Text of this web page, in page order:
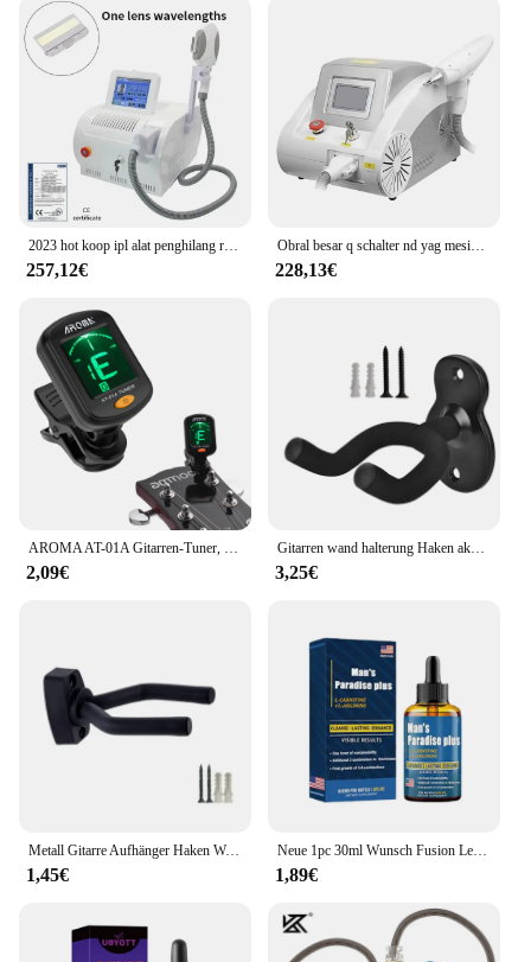
**Effortless Application and Professional Results**
The elixir e16052 sets are not just about aesthetics;
they're engineered for effortless application and
professional results. The diverse range of shapes
and sizes allows for intricate detailing and bold
statements, making them suitable for a wide array of
tattoo designs. The sleek, modern design of these
enhancements ensures they blend seamlessly with
any tattoo style, enhancing its visual appeal without
overpowering it.
**For Vendors and Suppliers**
For those in the tattoo industry, the elixir e16052
sets are an exceptional choice. As a wholesale
product, they offer significant cost savings for
vendors and suppliers looking to stock up on high-
quality tattoo enhancements. With these sets, you
can provide your clients with the best in tattoo
enhancement, ensuring they leave your studio with
a piece of art that stands the test of time.
2023 hot koop ipl alat penghilang rambut laser, perlengkapan opt 8 filter ce band ce haar wassen huidverjonging maschine
257,12€
Obral besar q schalter nd yag mesin terapi laser, mesin penghilang tato, penghilang keriput karbon, salon kecantikan
228,13€
AROMA AT-01A Gitarren-Tuner, drehbarer Clip-on-Tuner, LCD-Display für chromatische Akustikgitarre, Bass, Ukulele, Gitarrenzubehör
2,09€
Gitarren wand halterung Haken akustische E-Bass Gitarre Wand haken Kleiderbügel schwarz Metall halter Kleiderbügel 1er Pack
3,25€
Metall Gitarre Aufhänger Haken Wand Halterung Nicht-slip Halter Stehen für Gitarre Ukulele Violine Bass Gitarre Instrument Zubehör
1,45€
Neue 1pc 30ml Wunsch Fusion Leidenschaft Liebe Elxir entgegen gesetzte Attraktion Tropfen verbessern Selbstvertrauen Köln High-End-Elixier
1,89€